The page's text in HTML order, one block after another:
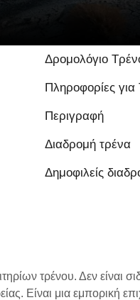
Δρομολόγιο
Πληροφορίες για
Περιγραφή
Διαδρομή τρένα
Δημοφιλείς
τρένου. Δεν είναι
Είναι μια εμπορική